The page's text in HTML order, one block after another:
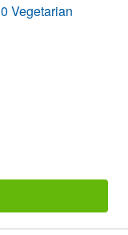
Vegetarian